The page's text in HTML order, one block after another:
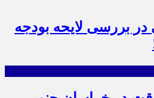
بررسی لایحه بودجه